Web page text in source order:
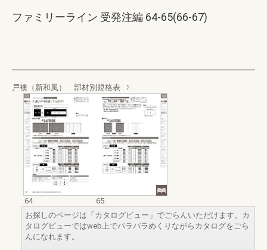
ファミリーライン 受発注編 64-65(66-67)
戸襖（新和風） 部材別規格表
64
65
お探しのページは「カタログビュー」でごらんいただけます。カ
タログビューではweb上でパラパラめくりながらカタログをごら
んになれます。